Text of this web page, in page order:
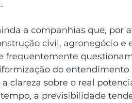
a companhias que, por
civil, agronegócio
frequentemente
do
a clareza sobre o real
a previsibilidade